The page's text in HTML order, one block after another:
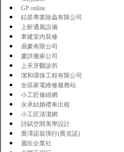
GP online
銡星專業除蟲有限公司
上昕通風設備
聿建室內裝修
鼎豪有限公司
慶詳搬家公司
上禾牙醫診所
潔和環保工程有限公司
全區家電維修服務站
小工匠修繕網
永承結婚禮車出租
小工匠清潔網
詩賦空間美學設計
喬澤諾裝璜行(喬克諾)
麗欣企業社